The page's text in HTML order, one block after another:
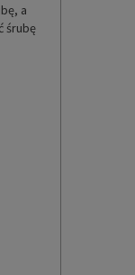
a
śrubę